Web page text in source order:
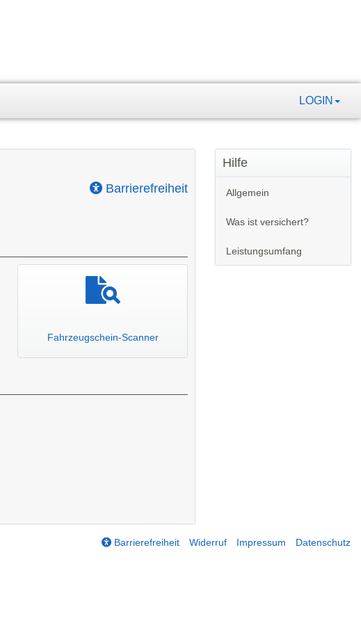
LOGIN
Barrierefreiheit
Fahrzeugschein-Scanner
Hilfe
Allgemein
Was ist versichert?
Leistungsumfang
Barrierefreiheit Widerruf Impressum Datenschutz